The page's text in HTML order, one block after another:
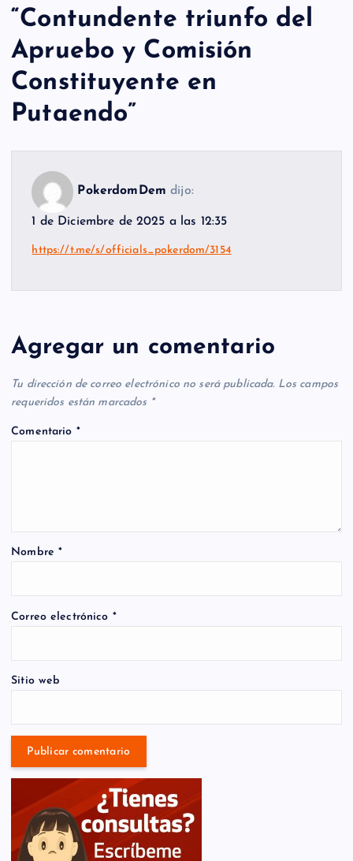
“Contundente triunfo del
Apruebo y Comisión
Constituyente en
Putaendo”
PokerdomDem dijo:
1 de Diciembre de 2025 a las 12:35
https://t.me/s/officials_pokerdom/3154
Agregar un comentario
Tu dirección de correo electrónico no será publicada. Los campos
requeridos están marcados *
Comentario *
Nombre*
Correo electrónico *
Sitio web